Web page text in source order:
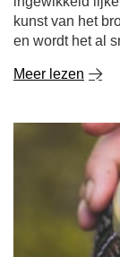
kunst van het
en wordt het al
Meer lezen